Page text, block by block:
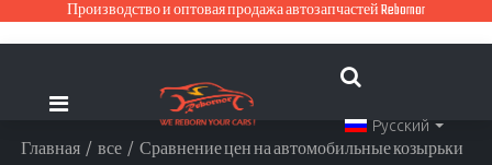
Производство и оптовая продажа автозапчастей Rebornor
Русский
Главная / все / Сравнение цен на автомобильные козырьки